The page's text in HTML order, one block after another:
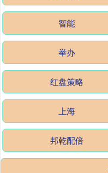
智能
举办
红盘策略
上海
邦乾配倍